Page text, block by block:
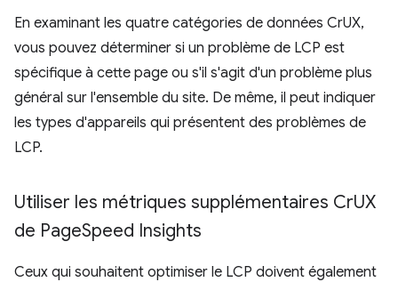
En examinant les quatre catégories de données CrUX,
vous pouvez déterminer si un problème de LCP est
spécifique à cette page ou s'il s'agit d'un problème plus
général sur l'ensemble du site. De même, il peut indiquer
les types d'appareils qui présentent des problèmes de
LCP.
Utiliser les métriques supplémentaires CrUX
de PageSpeed Insights
Ceux qui souhaitent optimiser le LCP doivent également